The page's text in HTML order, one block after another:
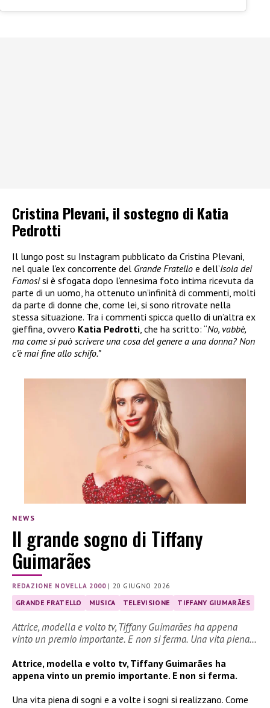
Cristina Plevani, il sostegno di Katia
Pedrotti
Il lungo post su Instagram pubblicato da Cristina Plevani,
nel quale l’ex concorrente del Grande Fratello e dell’Isola dei
Famosisi è sfogata dopo l’ennesima foto intima ricevuta da
parte di un uomo, ha ottenuto un’infinità di commenti, molti
da parte di donne che, come lei, si sono ritrovate nella
stessa situazione. Tra i commenti spicca quello di un’altra ex
gieffina, ovvero Katia Pedrotti, che ha scritto: “No, vabbè,
ma come si può scrivere una cosa del genere a una donna? Non
c’è mai fine allo schifo.”
NEWS
Il grande sogno di Tiffany
Guimarães
REDAZIONE NOVELLA 2000|20 GIUGNO 2026
GRANDE FRATELLO MUSICA TELEVISIONE TIFFANY GIUMARÃES
Attrice, modella e volto tv, Tiffany Guimarães ha appena
vinto un premio importante. E non si ferma. Una vita piena…
Attrice, modella e volto tv, Tiffany Guimarães ha
appena vinto un premio importante. E non si ferma.
Una vita piena di sogni e a volte i sogni si realizzano. Come